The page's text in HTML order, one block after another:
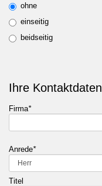
ohne
einseitig
beidseitig
Ihre Kontaktdaten
Firma*
Anrede*
Titel